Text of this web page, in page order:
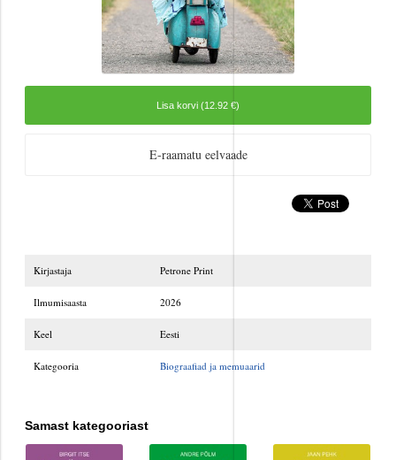
Kriminaalromaanid ja põnevikud
Lemmikloomad
Meelelahutus
Lisa korvi (12.92 €)
E-raamatu eelvaade
Kirjastaja Petrone Print
Ilmumisaasta 2026
Keel Eesti
Kategooria Biograafiad ja memuaarid
Samast kategooriast